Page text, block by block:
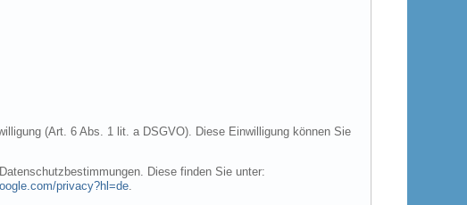
(Art. 6 Abs. 1 lit. a DSGVO). Diese Einwilligung können Sie
Diese finden Sie unter:
privacy?hl=de.